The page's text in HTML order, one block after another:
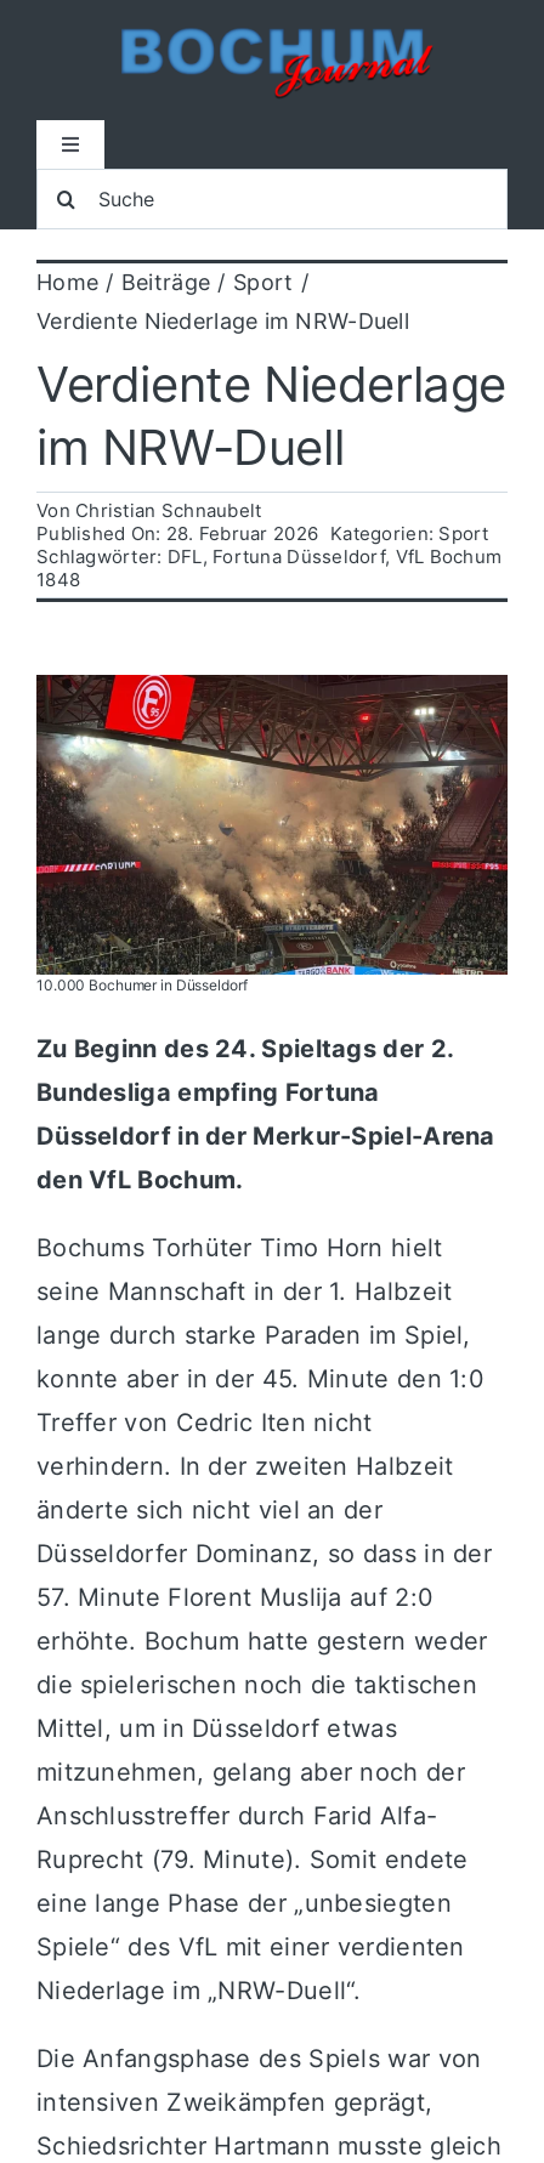
Toggle
Home
Lokal
Blaulicht
Sport
Kultur
Politik
Wirtschaft
Suche
nach:
Home Beiträge
Sport
Verdiente Niederlage im NRW-Duell
Verdiente Niederlage
im NRW-Duell
Von Christian Schnaubelt
Published On: 28. Februar 2026 Kategorien: Sport
Schlagwörter: DFL, Fortuna Düsseldorf, VfL Bochum
1848
10.000 Bochumer in Düsseldorf
Zu Beginn des 24. Spieltags der 2.
Bundesliga empfing Fortuna
Düsseldorf in der Merkur-Spiel-Arena
den VfL Bochum.
Bochums Torhüter Timo Horn hielt
seine Mannschaft in der 1. Halbzeit
lange durch starke Paraden im Spiel,
konnte aber in der 45. Minute den 1:0
Treffer von Cedric Iten nicht
verhindern. In der zweiten Halbzeit
änderte sich nicht viel an der
Düsseldorfer Dominanz, so dass in der
57. Minute Florent Muslija auf 2:0
erhöhte. Bochum hatte gestern weder
die spielerischen noch die taktischen
Mittel, um in Düsseldorf etwas
mitzunehmen, gelang aber noch der
Anschlusstreffer durch Farid Alfa-
Ruprecht (79. Minute). Somit endete
eine lange Phase der „unbesiegten
Spiele“ des VfL mit einer verdienten
Niederlage im „NRW-Duell“.
Die Anfangsphase des Spiels war von
intensiven Zweikämpfen geprägt,
Schiedsrichter Hartmann musste gleich